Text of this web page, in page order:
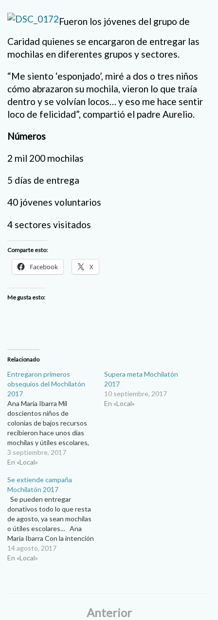
Fueron los jóvenes del grupo de
Caridad quienes se encargaron de entregar las
mochilas en diferentes grupos y sectores.
“Me siento ‘esponjado’, miré a dos o tres niños
cómo abrazaron su mochila, vieron lo que traía
dentro y se volvían locos… y eso me hace sentir
loco de felicidad”, compartió el padre Aurelio.
Números
2 mil 200 mochilas
5 días de entrega
40 jóvenes voluntarios
4 sectores visitados
Comparte esto:
Facebook X
Me gusta esto:
Relacionado
Entregaron primeros
obsequios del Mochilatón
2017
Ana María Ibarra Mil
doscientos niños de
colonias de bajos recursos
recibieron hace unos días
mochilas y útiles escolares,
como parte de la campaña
Mochilatón 2017, que
la Pastoral del Trabajo y
grupos empresariales. Las
primeras mochilas se
entregaron a niños de bajos
recursos en los…
3 septiembre, 2017
En «Local»
Supera meta Mochilatón
2017
10 septiembre, 2017
En «Local»
Se extiende campaña
Mochilatón 2017
Se pueden entregar
donativos todo lo que resta
de agosto, ya sean mochilas
o útiles escolares… Ana
María Ibarra Con la intención
de llegar a la meta propuesta
de recabar 30 mil mochilas
14 agosto, 2017
En «Local»
Anterior